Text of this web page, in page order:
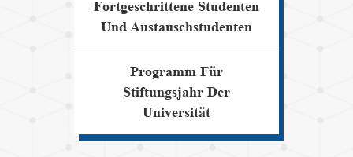
Fortgeschrittene Studenten
Und Austauschstudenten
Programm Für
Stiftungsjahr Der
Universität